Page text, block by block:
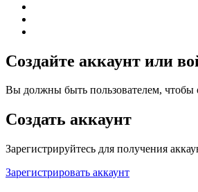
Создайте аккаунт или
Вы должны быть пользователем, чтобы
Создать аккаунт
Зарегистрируйтесь для получения
Зарегистрировать аккаунт